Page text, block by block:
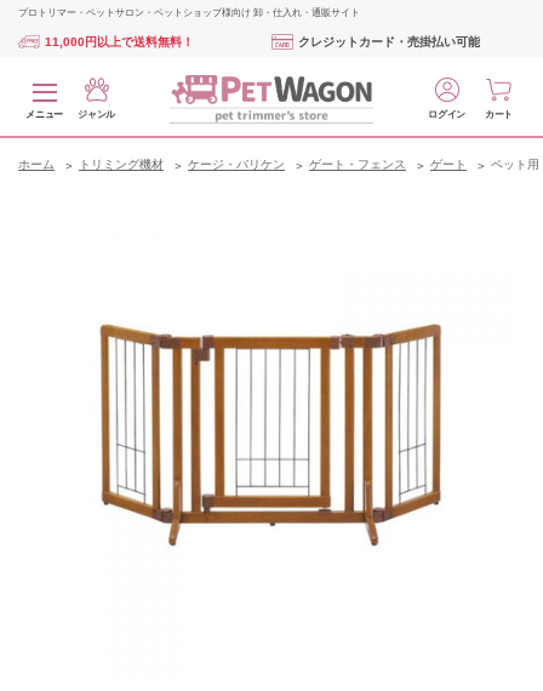
プロトリマー・ペットサロン・ペットショップ様向け 卸・仕入れ・通販サイト
11,000円以上で送料無料！ クレジットカード・売掛払い可能
メニュー ジャンル ログイン カート
ホーム トリミング機材 ケージ・バリケン ゲート・フェンス ゲート ペット用